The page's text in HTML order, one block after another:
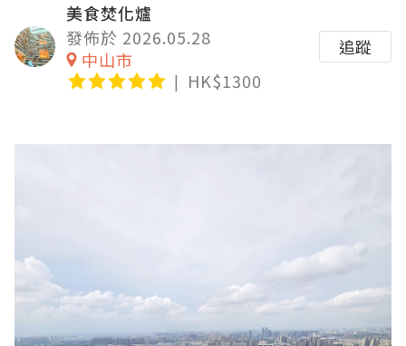
美食焚化爐
發佈於 2026.05.28
中山市
HK$1300
追蹤